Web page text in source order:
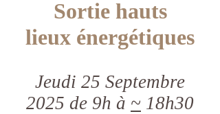
Sortie hauts
lieux énergétiques
Jeudi 25 Septembre
2025 de 9h à ~ 18h30